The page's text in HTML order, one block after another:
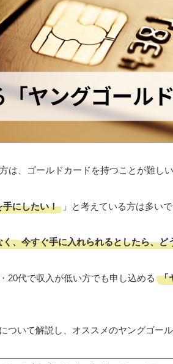
は、ゴールドカードを持つことが難し
にしたい！ 」と考えている方は多いで
、今すぐ手に入れられるとしたら、ど
20代で収入が低い方でも申し込める 「
ついて解説し、オススメのヤングゴー